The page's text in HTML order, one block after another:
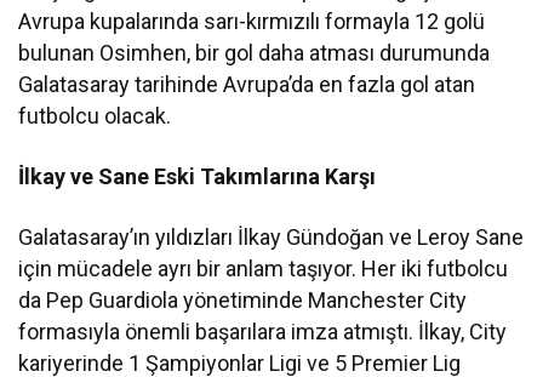
Avrupa kupalarında sarı-kırmızılı formayla 12 golü
bulunan Osimhen, bir gol daha atması durumunda
Galatasaray tarihinde Avrupa’da en fazla gol atan
futbolcu olacak.
İlkay ve Sane Eski Takımlarına Karşı
Galatasaray’ın yıldızları İlkay Gündoğan ve Leroy Sane
için mücadele ayrı bir anlam taşıyor. Her iki futbolcu
da Pep Guardiola yönetiminde Manchester City
formasıyla önemli başarılara imza atmıştı. İlkay, City
kariyerinde 1 Şampiyonlar Ligi ve 5 Premier Lig